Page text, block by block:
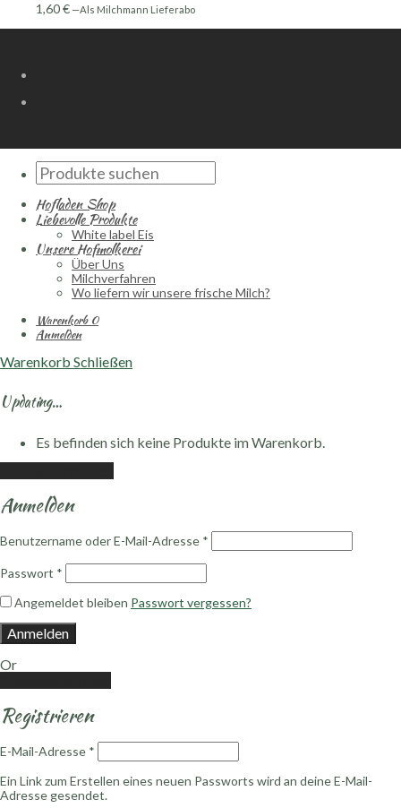
1,60€ —Als Milchmann Lieferabo
Hofladen Shop
Liebevolle Produkte
White label Eis
Unsere Hofmolkerei
Über Uns
Milchverfahren
Wo liefern wir unsere frische Milch?​
Warenkorb 0
Anmelden
Warenkorb Schließen
Updating…
Es befinden sich keine Produkte im Warenkorb.
Anmelden
Benutzername oder E-Mail-Adresse *
Passwort *
Angemeldet bleiben Passwort vergessen?
Anmelden
Or
Registrieren
E-Mail-Adresse *
Ein Link zum Erstellen eines neuen Passworts wird an deine E-Mail-
Adresse gesendet.